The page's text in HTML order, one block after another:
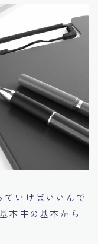
ていけばいいんで
本中の基本から